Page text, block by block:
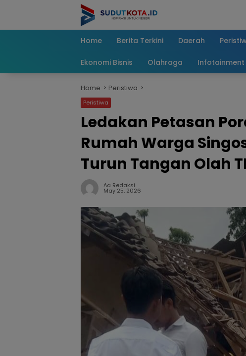
Home
Berita Terkini Daerah
Ekonomi Bisnis Olahraga Infotainment
Home Peristiwa
Peristiwa
Ledakan Petasan
Rumah Warga
Turun Tangan Olah
Aa Redaksi
May 25, 2026